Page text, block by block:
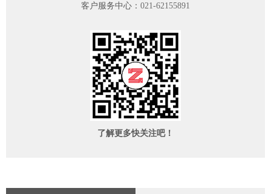
客户服务中心： 021-62155891
了解更多快关注吧！